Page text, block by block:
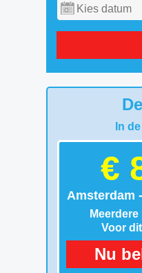
In
€
Amsterdam
Voor
Nu